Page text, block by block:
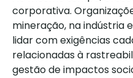
corporativa.
mineração, na indústria
lidar com exigências
relacionadas à
gestão de impactos